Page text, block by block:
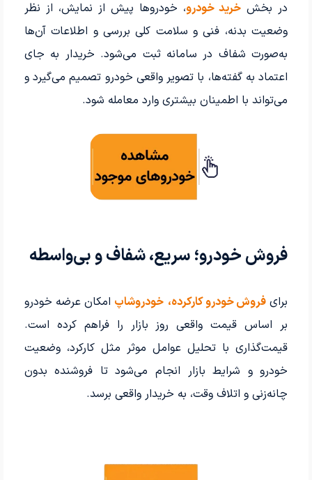
در بخش خرید خودرو، خودروها پیش از نمایش، از نظر
وضعیت بدنه، فنی و سلامت کلی بررسی و اطلاعات آن‌ها
به‌صورت شفاف در سامانه ثبت می‌شود. خریدار به جای
اعتماد به گفته‌ها، با تصویر واقعی خودرو تصمیم می‌گیرد و
می‌تواند با اطمینان بیشتری وارد معامله شود.
فروش خودرو؛ سریع، شفاف و بی‌واسطه
برای فروش خودرو کارکرده، خودروشاپ امکان عرضه خودرو
بر اساس قیمت واقعی روز بازار را فراهم کرده است.
قیمت‌گذاری با تحلیل عوامل موثر مثل کارکرد، وضعیت
خودرو و شرایط بازار انجام می‌شود تا فروشنده بدون
چانه‌زنی و اتلاف وقت، به خریدار واقعی برسد.